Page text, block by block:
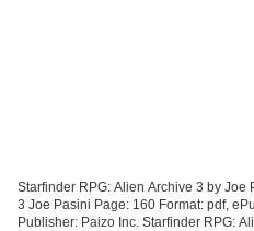
Starfinder RPG: Alien Archive 3 by Joe
3 Joe Pasini Page: 160 Format: pdf,
Publisher: Paizo Inc. Starfinder RPG: